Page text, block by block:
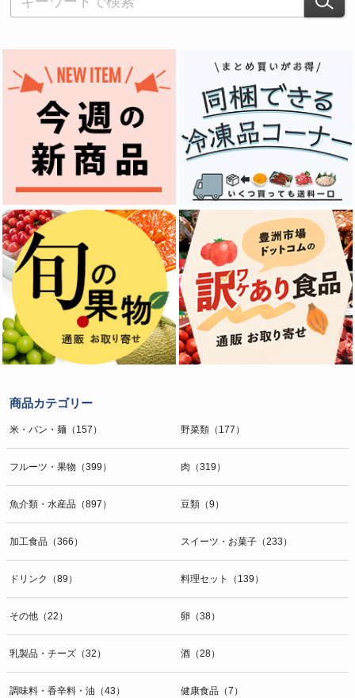
商品カテゴリー
米・パン・麺（157） 野菜類（177）
フルーツ・果物（399） 肉（319）
魚介類・水産品（897） 豆類（9）
加工食品（366） スイーツ・お菓子（233）
ドリンク（89） 料理セット（139）
その他（22） 卵（38）
乳製品・チーズ（32） 酒（28）
調味料・香辛料・油（43） 健康食品（7）